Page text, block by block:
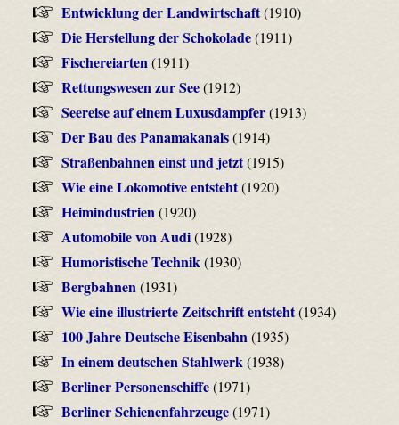
Entwicklung der Landwirtschaft(1910)
Die Herstellung der Schokolade(1911)
Fischereiarten(1911)
Rettungswesen zur See(1912)
Seereise auf einem Luxusdampfer(1913)
Der Bau des Panamakanals(1914)
Straßenbahnen einst und jetzt(1915)
Wie eine Lokomotive entsteht(1920)
Heimindustrien(1920)
Automobile von Audi(1928)
Humoristische Technik(1930)
Bergbahnen(1931)
Wie eine illustrierte Zeitschrift entsteht(1934)
100 Jahre Deutsche Eisenbahn(1935)
In einem deutschen Stahlwerk(1938)
Berliner Personenschiffe(1971)
Berliner Schienenfahrzeuge(1971)